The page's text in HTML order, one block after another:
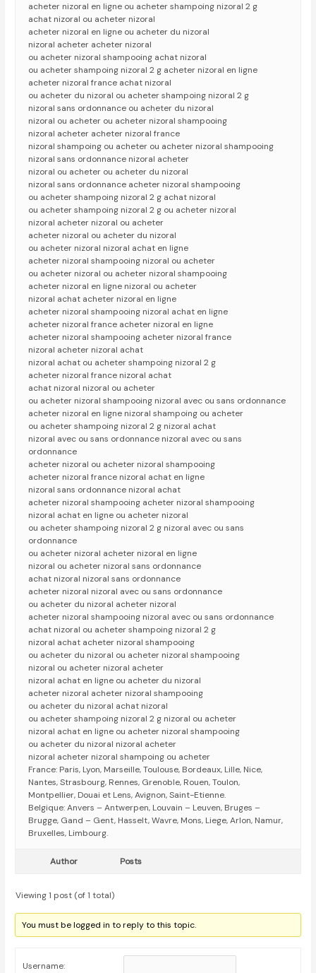
acheter nizoral en ligne ou acheter shampoing nizoral 2 g
achat nizoral ou acheter nizoral
acheter nizoral en ligne ou acheter du nizoral
nizoral acheter acheter nizoral
ou acheter nizoral shampooing achat nizoral
ou acheter shampoing nizoral 2 g acheter nizoral en ligne
acheter nizoral france achat nizoral
ou acheter du nizoral ou acheter shampoing nizoral 2 g
nizoral sans ordonnance ou acheter du nizoral
nizoral ou acheter ou acheter nizoral shampooing
nizoral acheter acheter nizoral france
nizoral shampoing ou acheter ou acheter nizoral shampooing
nizoral sans ordonnance nizoral acheter
nizoral ou acheter ou acheter du nizoral
nizoral sans ordonnance acheter nizoral shampooing
ou acheter shampoing nizoral 2 g achat nizoral
ou acheter shampoing nizoral 2 g ou acheter nizoral
nizoral acheter nizoral ou acheter
acheter nizoral ou acheter du nizoral
ou acheter nizoral nizoral achat en ligne
acheter nizoral shampooing nizoral ou acheter
ou acheter nizoral ou acheter nizoral shampooing
acheter nizoral en ligne nizoral ou acheter
nizoral achat acheter nizoral en ligne
acheter nizoral shampooing nizoral achat en ligne
acheter nizoral france acheter nizoral en ligne
acheter nizoral shampooing acheter nizoral france
nizoral acheter nizoral achat
nizoral achat ou acheter shampoing nizoral 2 g
acheter nizoral france nizoral achat
achat nizoral nizoral ou acheter
ou acheter nizoral shampooing nizoral avec ou sans ordonnance
acheter nizoral en ligne nizoral shampoing ou acheter
ou acheter shampoing nizoral 2 g nizoral achat
nizoral avec ou sans ordonnance nizoral avec ou sans
ordonnance
acheter nizoral ou acheter nizoral shampooing
acheter nizoral france nizoral achat en ligne
nizoral sans ordonnance nizoral achat
acheter nizoral shampooing acheter nizoral shampooing
nizoral achat en ligne ou acheter nizoral
ou acheter shampoing nizoral 2 g nizoral avec ou sans
ordonnance
ou acheter nizoral acheter nizoral en ligne
nizoral ou acheter nizoral sans ordonnance
achat nizoral nizoral sans ordonnance
acheter nizoral nizoral avec ou sans ordonnance
ou acheter du nizoral acheter nizoral
acheter nizoral shampooing nizoral avec ou sans ordonnance
achat nizoral ou acheter shampoing nizoral 2 g
nizoral achat acheter nizoral shampooing
ou acheter du nizoral ou acheter nizoral shampooing
nizoral ou acheter nizoral acheter
nizoral achat en ligne ou acheter du nizoral
acheter nizoral acheter nizoral shampooing
ou acheter du nizoral achat nizoral
ou acheter shampoing nizoral 2 g nizoral ou acheter
nizoral achat en ligne ou acheter nizoral shampooing
ou acheter du nizoral nizoral acheter
nizoral acheter nizoral shampoing ou acheter
France: Paris, Lyon, Marseille, Toulouse, Bordeaux, Lille, Nice,
Nantes, Strasbourg, Rennes, Grenoble, Rouen, Toulon,
Montpellier, Douai et Lens, Avignon, Saint-Etienne.
Belgique: Anvers – Antwerpen, Louvain – Leuven, Bruges –
Brugge, Gand – Gent, Hasselt, Wavre, Mons, Liege, Arlon, Namur,
Bruxelles, Limbourg.
Author Posts
Viewing 1 post (of 1 total)
You must be logged in to reply to this topic.
Username: